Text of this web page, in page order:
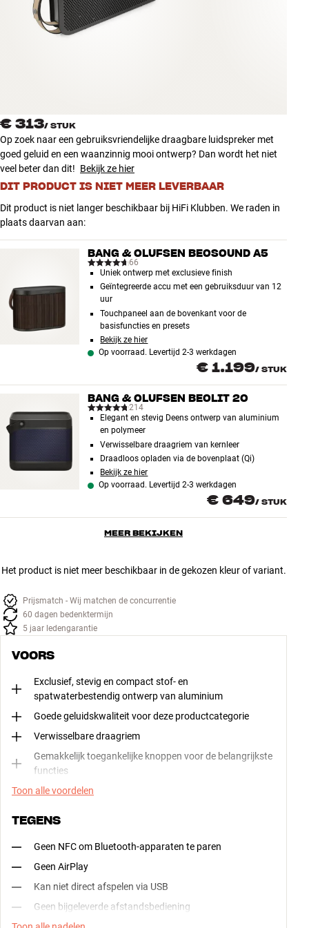
Accessoires
NIEUW
AANBIEDINGEN
Winkels
Klantenservice
Inloggen
Klantenservice
€ 313/ STUK
Op zoek naar een gebruiksvriendelijke draagbare luidspreker met
goed geluid en een waanzinnig mooi ontwerp? Dan wordt het niet
veel beter dan dit! Bekijk ze hier
DIT PRODUCT IS NIET MEER LEVERBAAR
Dit product is niet langer beschikbaar bij HiFi Klubben. We raden in
plaats daarvan aan:
BANG & OLUFSEN BEOSOUND A5
66
Uniek ontwerp met exclusieve finish
Geïntegreerde accu met een gebruiksduur van 12
uur
Touchpaneel aan de bovenkant voor de
basisfuncties en presets
Bekijk ze hier
Op voorraad. Levertijd 2-3 werkdagen
€ 1.199/ STUK
BANG & OLUFSEN BEOLIT 20
214
Elegant en stevig Deens ontwerp van aluminium
en polymeer
Verwisselbare draagriem van kernleer
Draadloos opladen via de bovenplaat (Qi)
Bekijk ze hier
Op voorraad. Levertijd 2-3 werkdagen
€ 649/ STUK
MEER BEKIJKEN
Het product is niet meer beschikbaar in de gekozen kleur of variant.
Prijsmatch - Wij matchen de concurrentie
60 dagen bedenktermijn
5 jaar ledengarantie
VOORS
Exclusief, stevig en compact stof- en
spatwaterbestendig ontwerp van aluminium
Goede geluidskwaliteit voor deze productcategorie
Verwisselbare draagriem
Gemakkelijk toegankelijke knoppen voor de belangrijkste
functies
Toon alle voordelen
TEGENS
Geen NFC om Bluetooth-apparaten te paren
Geen AirPlay
Kan niet direct afspelen via USB
Geen bijgeleverde afstandsbediening